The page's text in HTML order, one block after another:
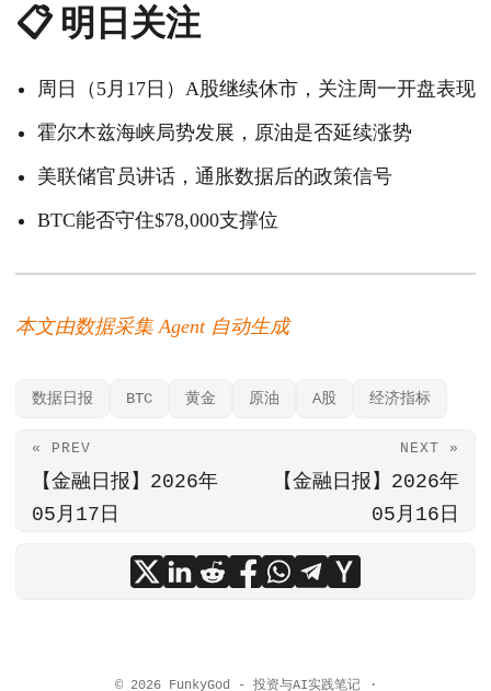
📋 明日关注
周日（5月17日）A股继续休市，关注周一开盘表现
霍尔木兹海峡局势发展，原油是否延续涨势
美联储官员讲话，通胀数据后的政策信号
BTC能否守住$78,000支撑位
本文由数据采集 Agent 自动生成
数据日报 BTC 黄金 原油 A股 经济指标
« PREV
【金融日报】2026年
05月17日
NEXT »
【金融日报】2026年
05月16日
© 2026 FunkyGod - 投资与AI实践笔记 ·